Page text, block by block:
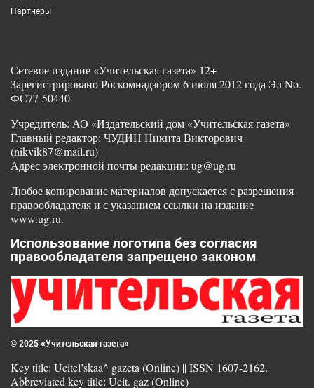
Партнеры
Сетевое издание «Учительская газета» 12+
Зарегистрировано Роскомнадзором 6 июля 2012 года Эл No.
ФС77-50440
Учредитель: АО «Издательский дом «Учительская газета»
Главный редактор: ЧУДИН Никита Викторович
(nikvik87@mail.ru)
Адрес электронной почты редакции: ug@ug.ru
Любое копирование материалов допускается с разрешения
правообладателя и с указанием ссылки на издание
www.ug.ru.
Использование логотипа без согласия
правообладателя запрещено законом
© 2025 «Учительская газета»
Key title: Ucitel’skaa^ gazeta (Online) || ISSN 1607-2162.
Abbreviated key title: Ucit. gaz (Online)